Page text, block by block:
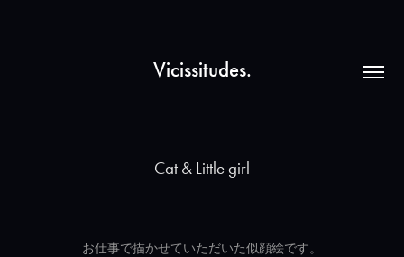
Vicissitudes.
Cat & Little girl
お仕事で描かせていただいた似顔絵です。